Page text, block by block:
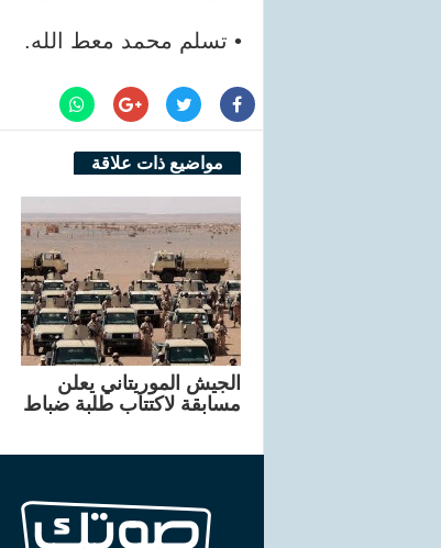
• تسلم محمد معط الله.
مواضيع ذات علاقة
الجيش الموريتاني يعلن
مسابقة لاكتتاب طلبة ضباط